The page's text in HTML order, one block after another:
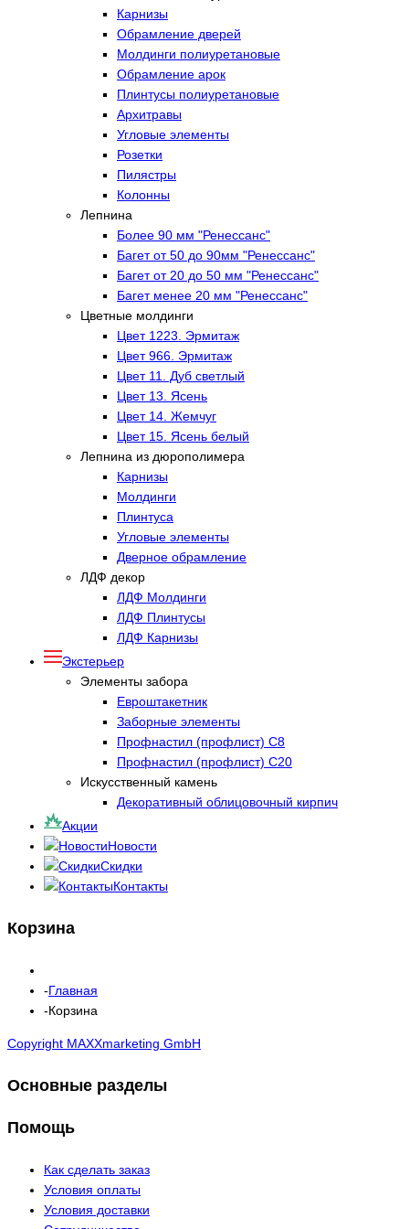
Карнизы
Обрамление дверей
Молдинги полиуретановые
Обрамление арок
Плинтусы полиуретановые
Архитравы
Угловые элементы
Розетки
Пилястры
Колонны
Лепнина
Более 90 мм "Ренессанс"
Багет от 50 до 90мм "Ренессанс"
Багет от 20 до 50 мм "Ренессанс"
Багет менее 20 мм "Ренессанс"
Цветные молдинги
Цвет 1223. Эрмитаж
Цвет 966. Эрмитаж
Цвет 11. Дуб светлый
Цвет 13. Ясень
Цвет 14. Жемчуг
Цвет 15. Ясень белый
Лепнина из дюрополимера
Карнизы
Молдинги
Плинтуса
Угловые элементы
Дверное обрамление
ЛДФ декор
ЛДФ Молдинги
ЛДФ Плинтусы
ЛДФ Карнизы
Экстерьер
Элементы забора
Евроштакетник
Заборные элементы
Профнастил (профлист) С8
Профнастил (профлист) С20
Искусственный камень
Декоративный облицовочный кирпич
Акции
Новости
Скидки
Контакты
Корзина
Главная
Корзина
Copyright MAXXmarketing GmbH
Основные разделы
Помощь
Как сделать заказ
Условия оплаты
Условия доставки